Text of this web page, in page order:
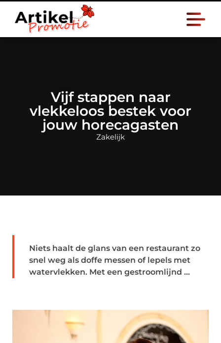
Vijf stappen naar
vlekkeloos bestek voor
jouw horecagasten
Zakelijk
Niets haalt de glans van een restaurant zo
snel weg als doffe messen of lepels met
watervlekken. Met een gestroomlijnd ...